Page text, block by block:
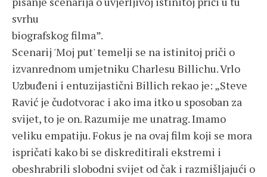
svrhu
biografskog filma”.
Scenarij 'Moj put' temelji se na istinitoj priči o
izvanrednom umjetniku Charlesu Billichu. Vrlo
Uzbuđeni i entuzijastični Billich rekao je: „Steve
Ravić je čudotvorac i ako ima itko u sposoban za
svijet, to je on. Razumije me unatrag. Imamo
veliku empatiju. Fokus je na ovaj film koji se mora
ispričati kako bi se diskreditirali ekstremi i
obeshrabrili slobodni svijet od čak i razmišljajući o